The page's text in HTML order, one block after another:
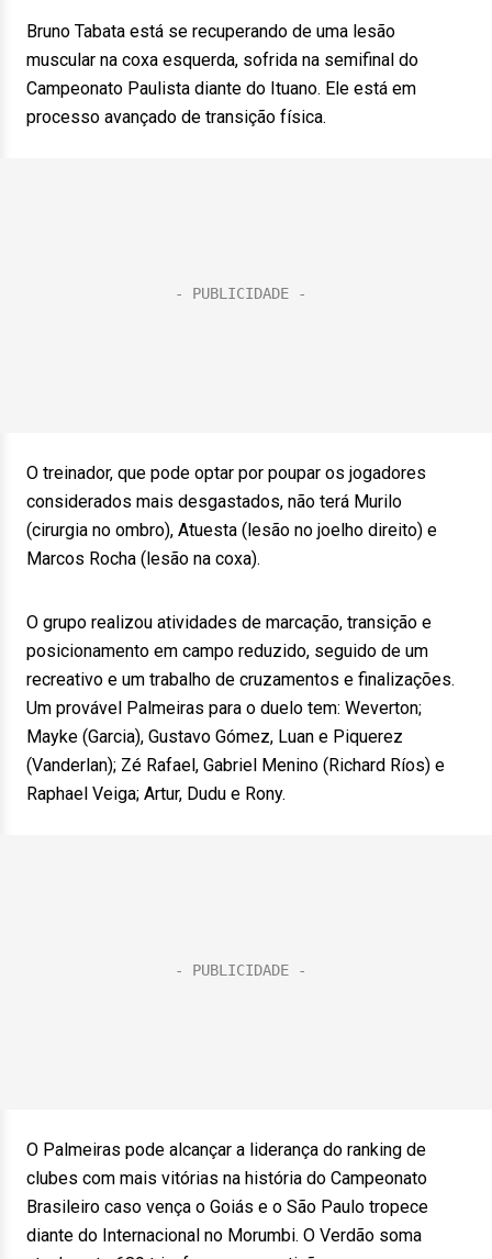
Bruno Tabata está se recuperando de uma lesão
muscular na coxa esquerda, sofrida na semifinal do
Campeonato Paulista diante do Ituano. Ele está em
processo avançado de transição física.
O treinador, que pode optar por poupar os jogadores
considerados mais desgastados, não terá Murilo
(cirurgia no ombro), Atuesta (lesão no joelho direito) e
Marcos Rocha (lesão na coxa).
O grupo realizou atividades de marcação, transição e
posicionamento em campo reduzido, seguido de um
recreativo e um trabalho de cruzamentos e finalizações.
Um provável Palmeiras para o duelo tem: Weverton;
Mayke (Garcia), Gustavo Gómez, Luan e Piquerez
(Vanderlan); Zé Rafael, Gabriel Menino (Richard Ríos) e
Raphael Veiga; Artur, Dudu e Rony.
O Palmeiras pode alcançar a liderança do ranking de
clubes com mais vitórias na história do Campeonato
Brasileiro caso vença o Goiás e o São Paulo tropece
diante do Internacional no Morumbi. O Verdão soma